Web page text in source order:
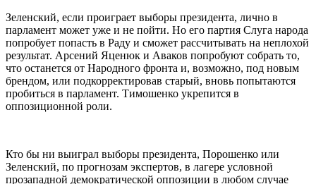
Зеленский, если проиграет выборы президента, лично в
парламент может уже и не пойти. Но его партия Слуга народа
попробует попасть в Раду и сможет рассчитывать на неплохой
результат. Арсений Яценюк и Аваков попробуют собрать то,
что останется от Народного фронта и, возможно, под новым
брендом, или подкорректировав старый, вновь попытаются
пробиться в парламент. Тимошенко укрепится в
оппозиционной роли.
Кто бы ни выиграл выборы президента, Порошенко или
Зеленский, по прогнозам экспертов, в лагере условной
прозападной демократической оппозиции в любом случае